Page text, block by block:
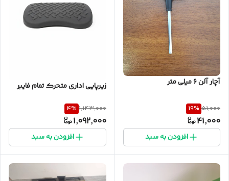
آچار آلن ۶ میلی متر
51,000
19%
41,000
افزودن به سبد
زیرپایی اداری متحرک تمام فایبر
1,143,000
4%
1,092,000
افزودن به سبد